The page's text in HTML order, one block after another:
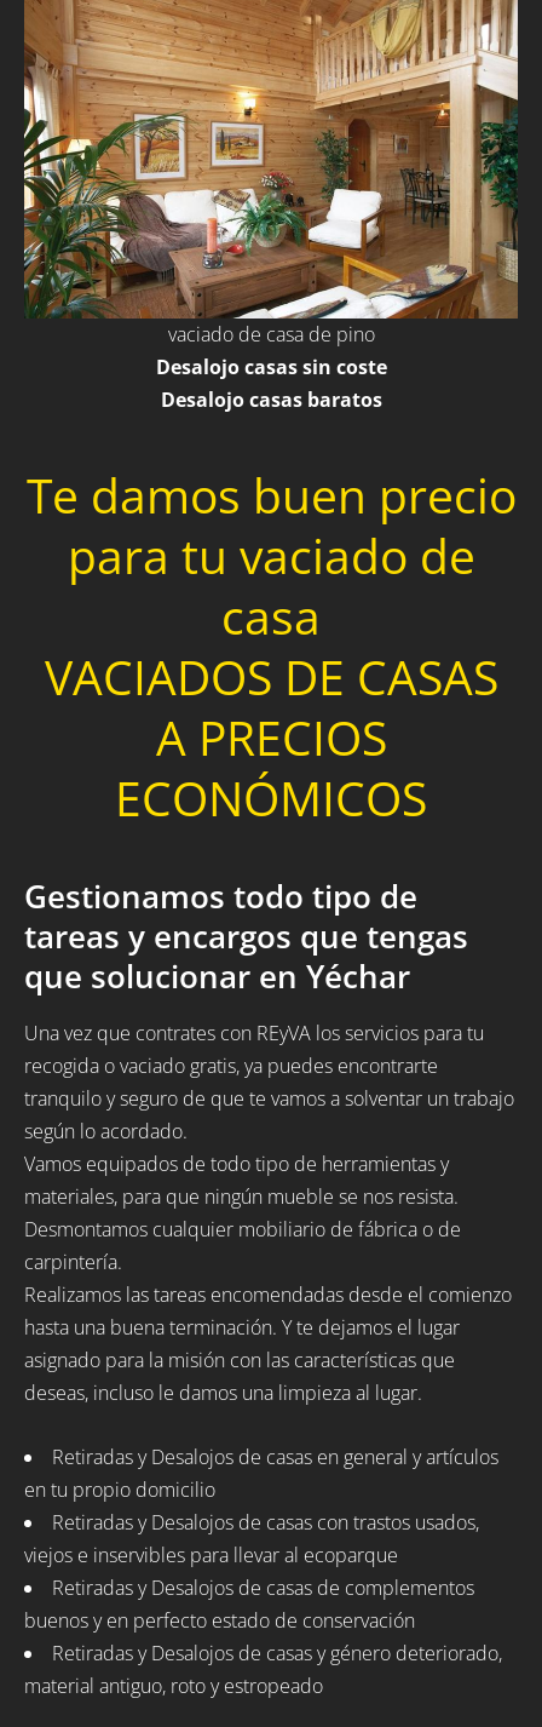
vaciado de casa de pino
Desalojo casas sin coste
Desalojo casas baratos
Te damos buen precio
para tu vaciado de
casa
VACIADOS DE CASAS
A PRECIOS
ECONÓMICOS
Gestionamos todo tipo de
tareas y encargos que tengas
que solucionar en Yéchar
Una vez que contrates con REyVA los servicios para tu
recogida o vaciado gratis, ya puedes encontrarte
tranquilo y seguro de que te vamos a solventar un trabajo
según lo acordado.
Vamos equipados de todo tipo de herramientas y
materiales, para que ningún mueble se nos resista.
Desmontamos cualquier mobiliario de fábrica o de
carpintería.
Realizamos las tareas encomendadas desde el comienzo
hasta una buena terminación. Y te dejamos el lugar
asignado para la misión con las características que
deseas, incluso le damos una limpieza al lugar.
Retiradas y Desalojos de casas en general y artículos
en tu propio domicilio
Retiradas y Desalojos de casas con trastos usados,
viejos e inservibles para llevar al ecoparque
Retiradas y Desalojos de casas de complementos
buenos y en perfecto estado de conservación
Retiradas y Desalojos de casas y género deteriorado,
material antiguo, roto y estropeado